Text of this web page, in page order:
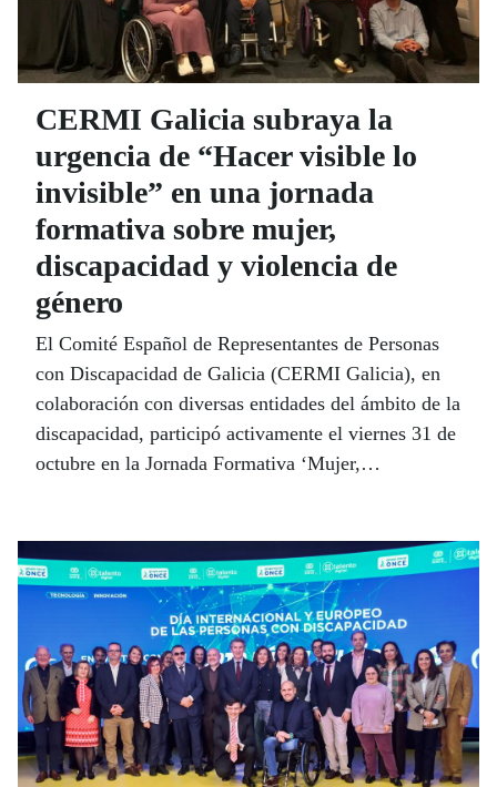
CERMI Galicia subraya la
urgencia de “Hacer visible lo
invisible” en una jornada
formativa sobre mujer,
discapacidad y violencia de
género
El Comité Español de Representantes de Personas
con Discapacidad de Galicia (CERMI Galicia), en
colaboración con diversas entidades del ámbito de la
discapacidad, participó activamente el viernes 31 de
octubre en la Jornada Formativa ‘Mujer,
MUNCYT, en A Coruña.